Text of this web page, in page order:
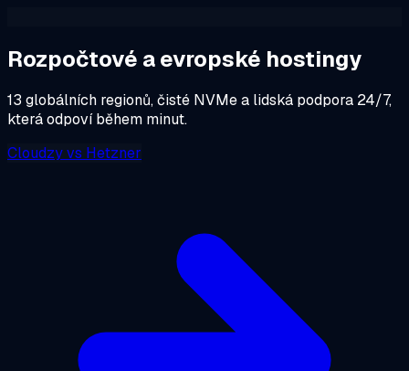
Rozpočtové a evropské hostingy
13 globálních regionů, čisté NVMe a lidská podpora 24/7,
která odpoví během minut.
Cloudzyvs Hetzner